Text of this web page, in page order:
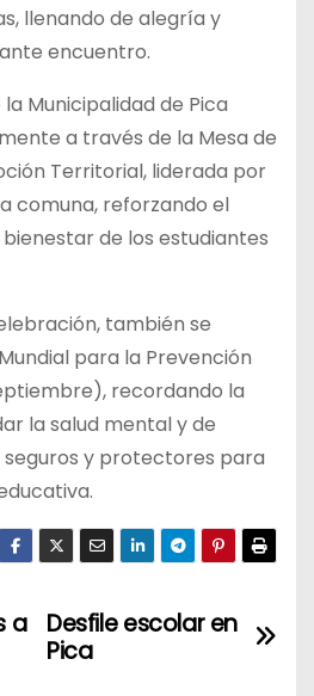
llenando de alegría y
encuentro.
Municipalidad de Pica
a través de la Mesa de
Territorial, liderada por
comuna, reforzando el
de los estudiantes
también se
para la Prevención
recordando la
la salud mental y de
y protectores para
Desfile escolar en
Pica
a